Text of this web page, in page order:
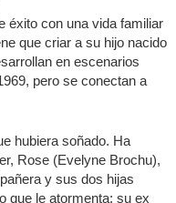
éxito con una vida familiar
que criar a su hijo nacido
en escenarios
pero se conectan a
hubiera soñado. Ha
Rose (Evelyne Brochu),
y sus dos hijas
que le atormenta: su ex